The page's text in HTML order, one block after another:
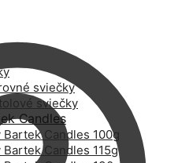
sviečky
sviečky
Candles
Bartek Candles 100g
Bartek Candles 115g